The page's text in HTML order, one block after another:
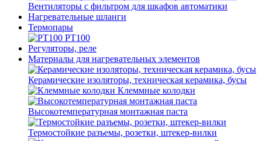
Вентиляторы с фильтром для шкафов автоматики
Нагревательные шланги
Термопары
PT100
Регуляторы, реле
Материалы для нагревательных элементов
Керамические изоляторы, техническая керамика, бусы
Клеммные колодки
Высокотемпературная монтажная паста
Термостойкие разъемы, розетки, штекер-вилки